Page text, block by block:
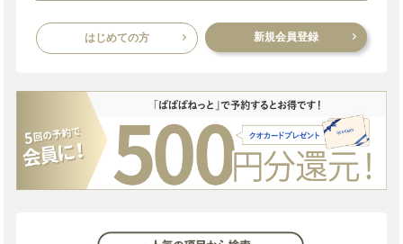
はじめての方 新規会員登録